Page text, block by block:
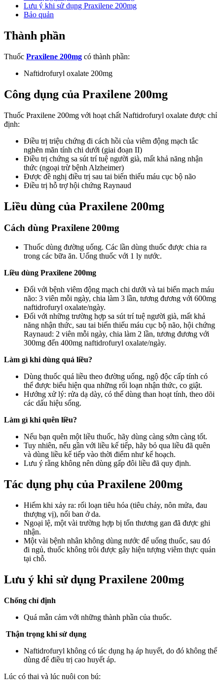
Lưu ý khi sử dụng Praxilene 200mg
Bảo quản
Thành phần
Thuốc Praxilene 200mg có thành phần:
Naftidrofuryl oxalate 200mg
Công dụng của Praxilene 200mg
Thuốc Praxilene 200mg với hoạt chất Naftidrofuryl oxalate được chỉ
định:
Điều trị triệu chứng đi cách hồi của viêm động mạch tắc
nghẽn mãn tính chi dưới (giai đoạn II)
Điều trị chứng sa sút trí tuệ người già, mất khả năng nhận
thức (ngoại trừ bệnh Alzheimer)
Được đề nghị điều trị sau tai biến thiếu máu cục bộ não
Điều trị hỗ trợ hội chứng Raynaud
Liều dùng của Praxilene 200mg
Cách dùng Praxilene 200mg
Thuốc dùng đường uống. Các lần dùng thuốc được chia ra
trong các bữa ăn. Uống thuốc với 1 ly nước.
Liều dùng Praxilene 200mg
Đối với bệnh viêm động mạch chi dưới và tai biến mạch máu
não: 3 viên mỗi ngày, chia làm 3 lần, tương đương với 600mg
naftidrofuryl oxalate/ngày.
Đối với những trường hợp sa sút trí tuệ người già, mất khả
năng nhận thức, sau tai biến thiếu máu cục bộ não, hội chứng
Raynaud: 2 viên mỗi ngày, chia làm 2 lần, tương đương với
300mg đến 400mg naftidrofuryl oxalate/ngày.
Làm gì khi dùng quá liều?
Dùng thuốc quá liều theo đường uống, ngộ độc cấp tính có
thể được biểu hiện qua những rối loạn nhận thức, co giật.
Hướng xử lý: rửa dạ dày, có thể dùng than hoạt tính, theo dõi
các dấu hiệu sống.
Làm gì khi quên liều?
Nếu bạn quên một liều thuốc, hãy dùng càng sớm càng tốt.
Tuy nhiên, nếu gần với liều kế tiếp, hãy bỏ qua liều đã quên
và dùng liều kế tiếp vào thời điểm như kế hoạch.
Lưu ý rằng không nên dùng gấp đôi liều đã quy định.
Tác dụng phụ của Praxilene 200mg
Hiếm khi xảy ra: rối loạn tiêu hóa (tiêu chảy, nôn mửa, đau
thượng vị), nổi ban ở da.
Ngoại lệ, một vài trường hợp bị tổn thương gan đã được ghi
nhận.
Một vài bệnh nhân không dùng nước để uống thuốc, sau đó
đi ngủ, thuốc không trôi được gây hiện tượng viêm thực quản
tại chỗ.
Lưu ý khi sử dụng Praxilene 200mg
Chống chỉ định
Quá mẫn cảm với những thành phần của thuốc.
Thận trọng khi sử dụng
Naftidrofuryl không có tác dụng hạ áp huyết, do đó không thể
dùng để điều trị cao huyết áp.
Lúc có thai và lúc nuôi con bú: